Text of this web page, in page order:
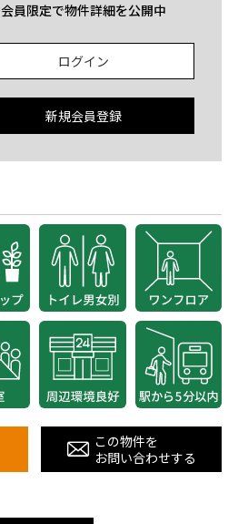
会員限定で物件詳細を公開中
ログイン
新規会員登録
この物件を
お問い合わせする